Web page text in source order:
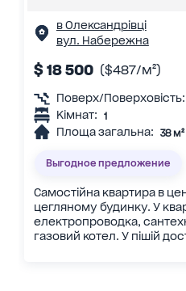
в Олександрівці
вул. Набережна
$ 18 500 ($487/м²)
Поверх/Поверховість:
Кімнат: 1
Площа загальна: 38 м²
Выгодное предложение
Самостійна квартира в
цегляному будинку. У
електропроводка,
газовий котел. У пішій